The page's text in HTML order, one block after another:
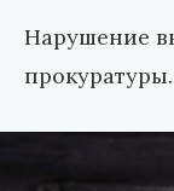
Нарушение
прокуратуры.